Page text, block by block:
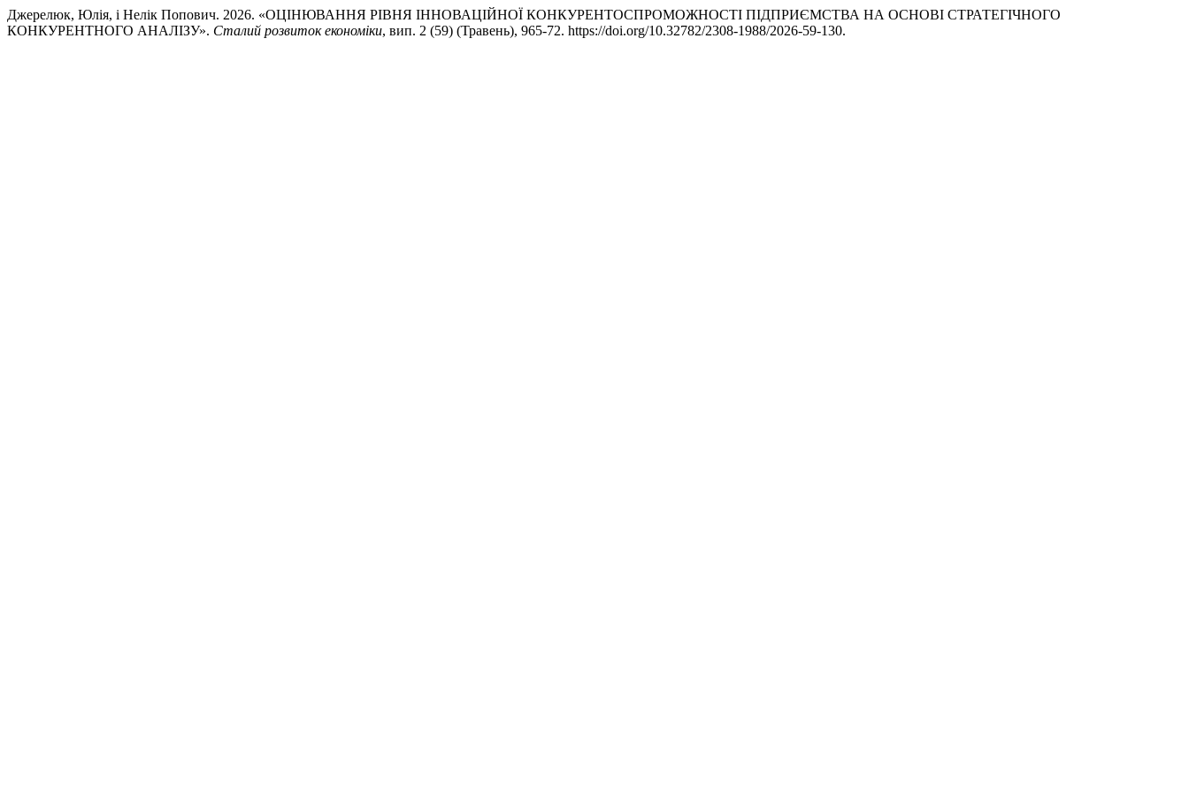
Джерелюк, Юлія, і Нелік Попович. 2026. «ОЦІНЮВАННЯ РІВНЯ ІННОВАЦІЙНОЇ КОНКУРЕНТОСПРОМОЖНОСТІ ПІДПРИЄМСТВА НА ОСНОВІ СТРАТЕГІЧНОГО
КОНКУРЕНТНОГО АНАЛІЗУ». Сталий розвиток економіки, вип. 2 (59) (Травень), 965-72. https://doi.org/10.32782/2308-1988/2026-59-130.